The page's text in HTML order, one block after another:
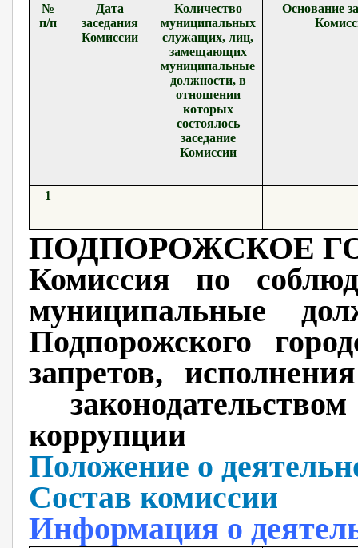
№
п/п
Дата
заседания
Комиссии
Количество
муниципальных
служащих, лиц,
замещающих
муниципальные
должности, в
отношении
которых
состоялось
заседание
Комиссии
Основание
1
ПОДПОРОЖСКОЕ
Комиссия по
муниципальные
Подпорожского
запретов,
коррупции
Положение о
Состав комиссии
Информация о